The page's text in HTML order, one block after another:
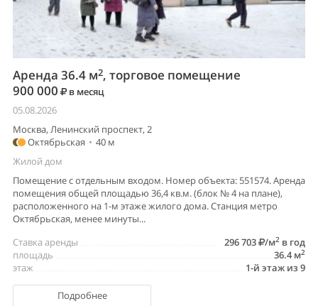
Аренда 36.4 м2, торговое помещение
900 000
в месяц
05.08.2026
Москва, Ленинский проспект, 2
Октябрьская • 40 м
Жилой дом
Помещение с отдельным входом. Номер объекта: 551574. Аренда
помещения общей площадью 36,4 кв.м. (блок № 4 на плане),
расположенного на 1-м этаже жилого дома. Станция метро
Октябрьская, менее минуты...
296 703
/м2 в год
Ставка аренды
36.4 м2
площадь
1-й этаж из 9
этаж
Подробнее